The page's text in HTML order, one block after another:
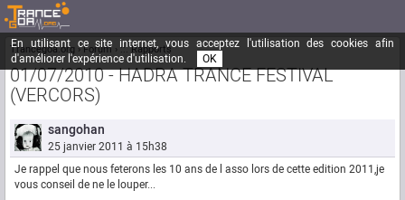
En utilisant ce site internet, vous acceptez l'utilisation des cookies afin
d'améliorer l'expérience d'utilisation.
OK
Trancegoa.org Forum ::. Rapports
01/07/2010 - HADRA TRANCE FESTIVAL
(VERCORS)
sangohan
25 janvier 2011 à 15h38
Je rappel que nous feterons les 10 ans de l asso lors de cette edition 2011,je
vous conseil de ne le louper...